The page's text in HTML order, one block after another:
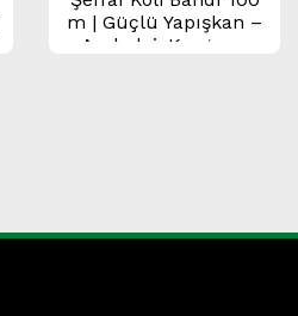
m | Güçlü Yapışkan –
Ambalaj, Kargo ve